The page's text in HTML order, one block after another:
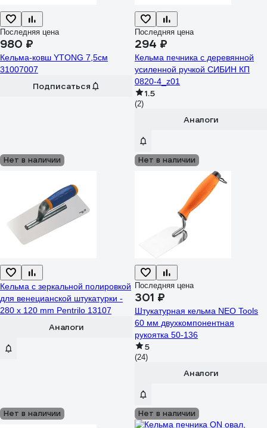
Последняя цена
980 ₽
Кельма-ковш YTONG 7,5см
31007007
Подписаться
Последняя цена
294 ₽
Кельма печника с деревянной
усиленной ручкой СИБИН КП
0820-4_z01
1.5
(2)
Аналоги
Нет в наличии
Кельма с зеркальной полировкой
для венецианской штукатурки -
280 x 120 mm Pentrilo 13107
Аналоги
Нет в наличии
Последняя цена
301 ₽
Штукатурная кельма NEO Tools
60 мм двухкомпонентная
рукоятка 50-136
5
(24)
Аналоги
Нет в наличии Нет в наличии